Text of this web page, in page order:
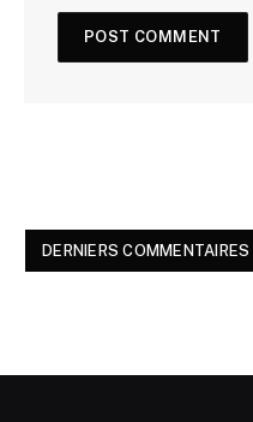
DERNIERS COMMENTAIRES